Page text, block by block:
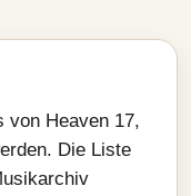
von Heaven 17,
Die Liste